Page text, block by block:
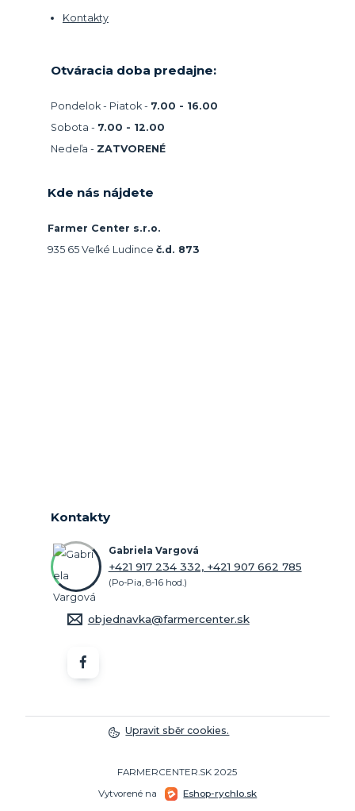
Kontakty
Otváracia doba predajne:
Pondelok - Piatok - 7.00 - 16.00
Sobota - 7.00 - 12.00
Nedeľa - ZATVORENÉ
Kde nás nájdete
Farmer Center s.r.o.
935 65 Veľké Ludince č.d. 873
Kontakty
Gabriela Vargová
+421 917 234 332, +421 907 662 785
(Po-Pia, 8-16 hod.)
objednavka@farmercenter.sk
Upravit sběr cookies.
FARMERCENTER.SK 2025
Vytvorené na
Eshop-rychlo.sk
Potrebujete poradiť?